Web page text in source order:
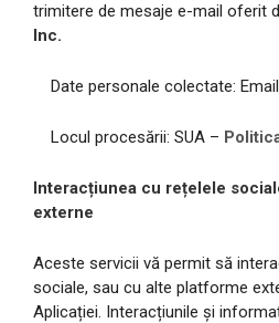
trimitere de mesaje e-mail oferit
Inc.
Date personale colectate:
Locul procesării: SUA –
Interacțiunea cu rețelele
externe
Aceste servicii vă permit să
sociale, sau cu alte platforme
Aplicației. Interacțiunile și